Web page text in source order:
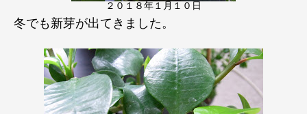
２０１８年１月１０日
冬でも新芽が出てきました。